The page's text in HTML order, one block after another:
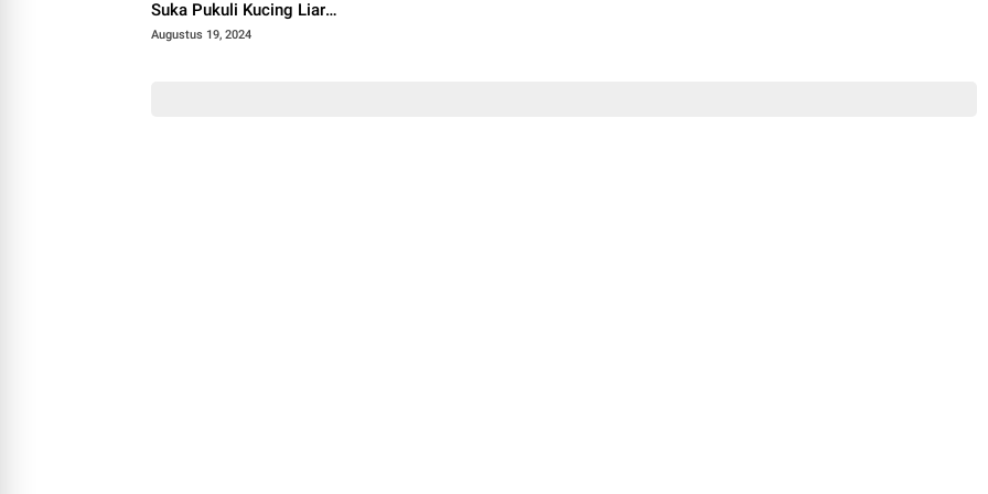
Suka Pukuli Kucing Liar
dan Intip Kamar Penghuni
Augustus 19, 2024